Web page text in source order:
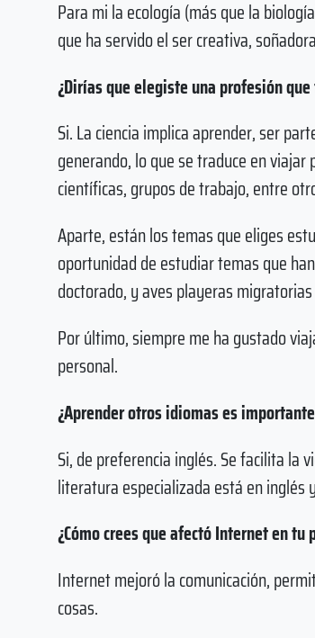
Para mi la ecología (más que la
que ha servido el ser creativa,
¿Dirías que elegiste una profesión
Si. La ciencia implica aprender, ser
generando, lo que se traduce en
científicas, grupos de trabajo, entre
Aparte, están los temas que eliges
oportunidad de estudiar temas que
doctorado, y aves playeras
Por último, siempre me ha gustado
personal.
¿Aprender otros idiomas es
Si, de preferencia inglés. Se facilita la
literatura especializada está en inglés
¿Cómo crees que afectó Internet en tu
Internet mejoró la comunicación,
cosas.